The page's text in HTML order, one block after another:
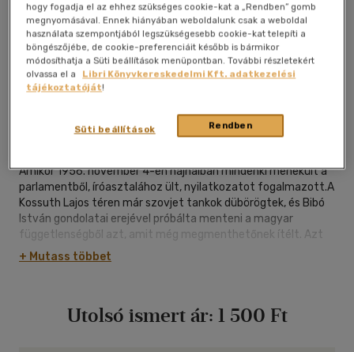
Kívánságlistához adom Megosztom
magyar nyelvű|kötve|146 oldal
Amikor 1956. november 4-én hajnalban mindenki menekült a
parlamentből, íróasztalához ült, nyilatkozatot fogalmazott.A
Kossuth Lajos téren már szovjet tankok dübörögtek, és Bibó
István gondolatai erejével próbálta menteni a magyar
függetlenségből azt, amit még megmenthetőnek ítélt. Azt
hitte, ha nagyon keveset kér Magyarország számára, azt a
szovjet megszállók nem fogják megtagadni. Tévedett: Ázsia
+ Mutass többet
Utolsó ismert ár: 1 500 Ft
hogy fogadja el az ehhez szükséges cookie-kat a „Rendben” gomb
megnyomásával. Ennek hiányában weboldalunk csak a weboldal
használata szempontjából legszükségesebb cookie-kat telepíti a
böngészőjébe, de cookie-preferenciáit később is bármikor
módosíthatja a Süti beállítások menüpontban. További részletekért
olvassa el a
Libri Könyvkereskedelmi Kft. adatkezelési
tájékoztatóját!
Rendben
Süti beállítások